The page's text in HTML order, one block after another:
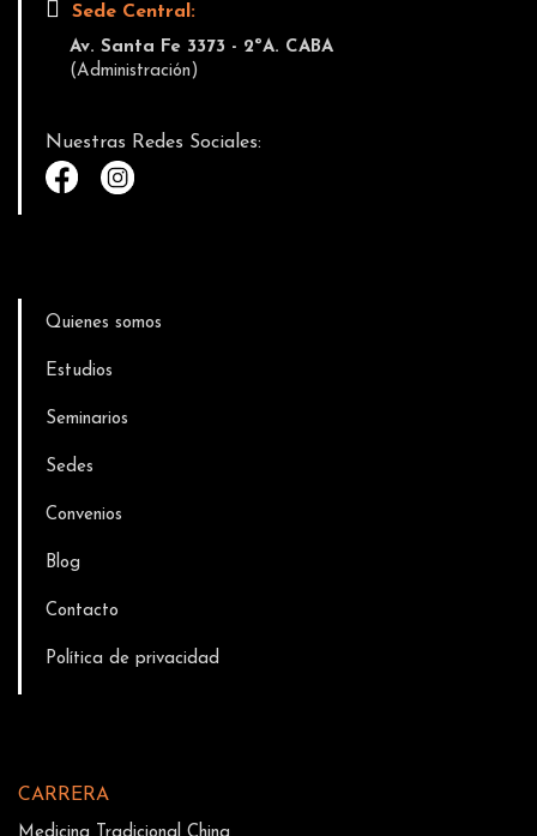
Sede Central:
Av. Santa Fe 3373 - 2ºA. CABA
(Administración)
Nuestras Redes Sociales:
Quienes somos
Estudios
Seminarios
Sedes
Convenios
Blog
Contacto
Política de privacidad
CARRERA